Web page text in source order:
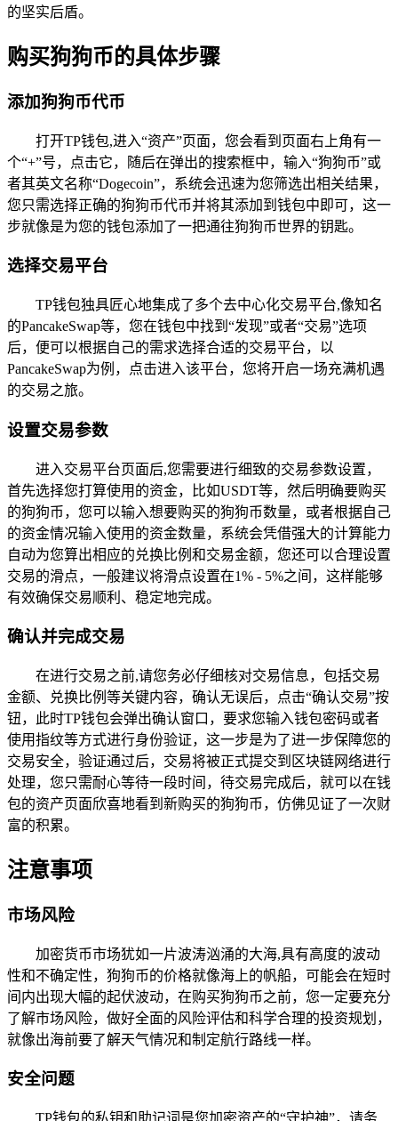
的坚实后盾。
购买狗狗币的具体步骤
添加狗狗币代币
打开TP钱包,进入“资产”页面，您会看到页面右上角有一
个“+”号，点击它，随后在弹出的搜索框中，输入“狗狗币”或
者其英文名称“Dogecoin”，系统会迅速为您筛选出相关结果，
您只需选择正确的狗狗币代币并将其添加到钱包中即可，这一
步就像是为您的钱包添加了一把通往狗狗币世界的钥匙。
选择交易平台
TP钱包独具匠心地集成了多个去中心化交易平台,像知名
的PancakeSwap等，您在钱包中找到“发现”或者“交易”选项
后，便可以根据自己的需求选择合适的交易平台，以
PancakeSwap为例，点击进入该平台，您将开启一场充满机遇
的交易之旅。
设置交易参数
进入交易平台页面后,您需要进行细致的交易参数设置，
首先选择您打算使用的资金，比如USDT等，然后明确要购买
的狗狗币，您可以输入想要购买的狗狗币数量，或者根据自己
的资金情况输入使用的资金数量，系统会凭借强大的计算能力
自动为您算出相应的兑换比例和交易金额，您还可以合理设置
交易的滑点，一般建议将滑点设置在1% - 5%之间，这样能够
有效确保交易顺利、稳定地完成。
确认并完成交易
在进行交易之前,请您务必仔细核对交易信息，包括交易
金额、兑换比例等关键内容，确认无误后，点击“确认交易”按
钮，此时TP钱包会弹出确认窗口，要求您输入钱包密码或者
使用指纹等方式进行身份验证，这一步是为了进一步保障您的
交易安全，验证通过后，交易将被正式提交到区块链网络进行
处理，您只需耐心等待一段时间，待交易完成后，就可以在钱
包的资产页面欣喜地看到新购买的狗狗币，仿佛见证了一次财
富的积累。
注意事项
市场风险
加密货币市场犹如一片波涛汹涌的大海,具有高度的波动
性和不确定性，狗狗币的价格就像海上的帆船，可能会在短时
间内出现大幅的起伏波动，在购买狗狗币之前，您一定要充分
了解市场风险，做好全面的风险评估和科学合理的投资规划，
就像出海前要了解天气情况和制定航行路线一样。
安全问题
TP钱包的私钥和助记词是您加密资产的“守护神”，请务